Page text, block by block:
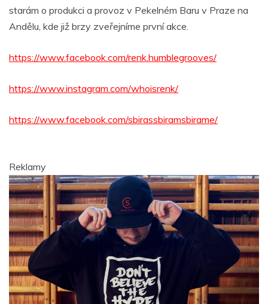
starám o produkci a provoz v Pekelném Baru v Praze na
Andělu, kde již brzy zveřejníme první akce.
https://www.facebook.com/renk.humblegrooves/
https://www.instagram.com/whoisrenk/
https://www.facebook.com/sbirassbiramsbirame/
Reklamy